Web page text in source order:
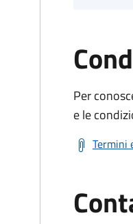
Per
e le
Termini